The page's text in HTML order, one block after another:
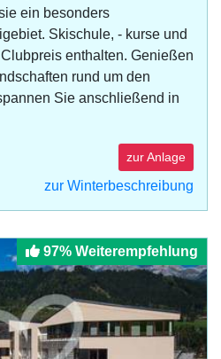
ein besonders
Skischule, - kurse und
enthalten. Genießen
rund um den
Sie anschließend in
zur Anlage
zur Winterbeschreibung
97% Weiterempfehlung